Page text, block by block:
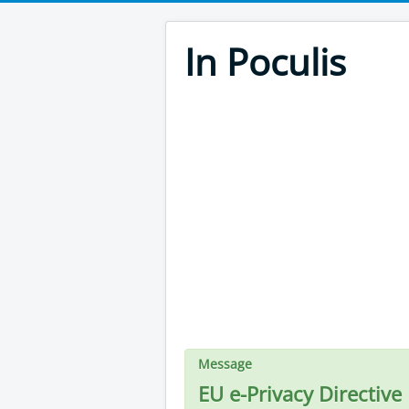
In Poculis
Message
EU e-Privacy Directive